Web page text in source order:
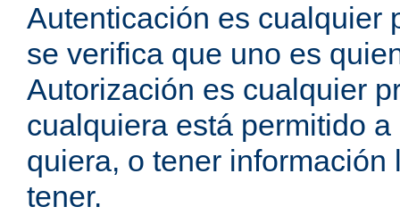
Autenticación es cualquier
se verifica que uno es
Autorización es cualquier
cualquiera está permitido
quiera, o tener información
tener.